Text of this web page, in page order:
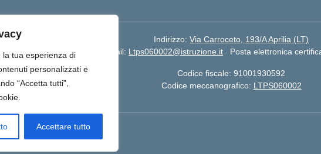
la tua esperienza di
personalizzati e
“Accetta tutti”,
Accettare tutto
Indirizzo: Via Carroceto, 193/A Aprilia (LT)
+39 06 9257678 Email: Ltps060002@istruzione.it Posta elettronica
Codice fiscale: 91001930592
Codice meccanografico: LTPS060002